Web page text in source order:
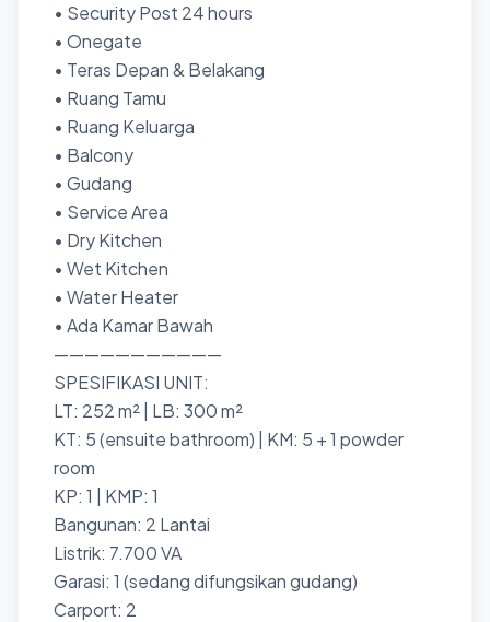
• Security Post 24 hours
• Onegate
• Teras Depan & Belakang
• Ruang Tamu
• Ruang Keluarga
• ⁠Balcony
• ⁠Gudang
• ⁠Service Area
• ⁠Dry Kitchen
• Wet Kitchen
• Water Heater
• ⁠Ada Kamar Bawah
———————————
SPESIFIKASI UNIT:
LT: 252 m² | LB: 300 m²
KT: 5 (ensuite bathroom) | KM: 5 + 1 powder
room
KP: 1 | KMP: 1
Bangunan: 2 Lantai
Listrik: 7.700 VA
Garasi: 1 (sedang difungsikan gudang)
Carport: 2